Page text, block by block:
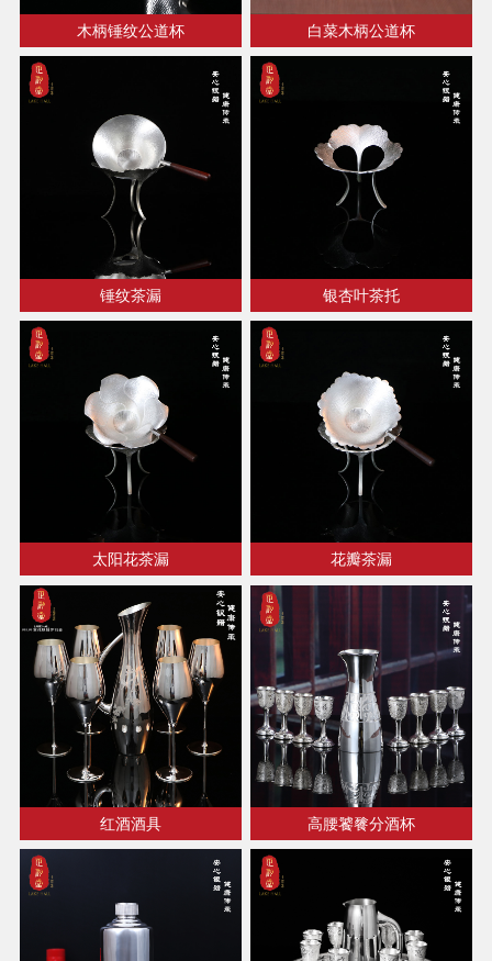
木柄锤纹公道杯 白菜木柄公道杯
锤纹茶漏 银杏叶茶托
太阳花茶漏 花瓣茶漏
红酒酒具 高腰饕餮分酒杯